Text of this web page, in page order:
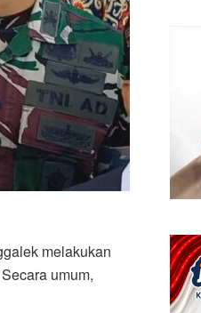
melakukan
umum,